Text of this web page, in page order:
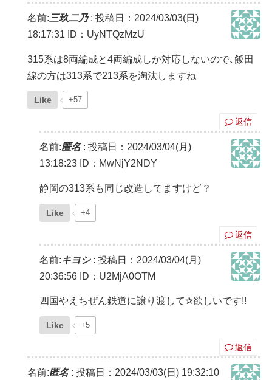
名前: 三玖二乃: 投稿日：2024/03/03(日)
18:17:31
ID：UyNTQzMzU
315系は8両編成と4両編成しか対応しないので､飯田
線の方は313系で213系を淘汰しますね
Like +57
返信
名前:匿名: 投稿日：2024/03/04(月)
13:18:23 ID：MwNjY2NDY
静岡の313系も同じ改造してますけど？
Like +4
返信
名前:キヨシ: 投稿日：2024/03/04(月)
20:36:56 ID：U2MjA0OTM
四国やえちぜん鉄道に譲り渡して✰欲しいです!!
Like +5
返信
名前:匿名: 投稿日：2024/03/03(日) 19:32:10